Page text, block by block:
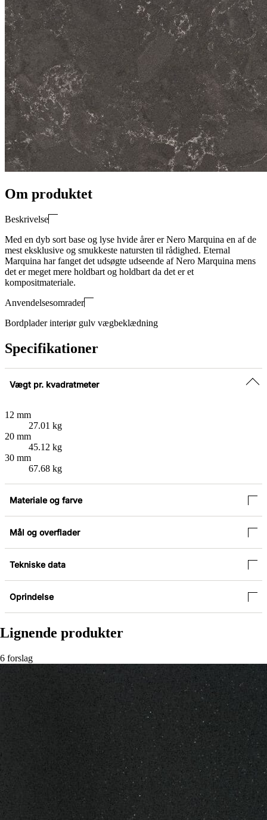
Om produktet
Beskrivelse
Med en dyb sort base og lyse hvide årer er Nero Marquina en af de
mest eksklusive og smukkeste natursten til rådighed. Eternal
Marquina har fanget det udsøgte udseende af Nero Marquina mens
det er meget mere holdbart og holdbart da det er et
kompositmateriale.
Anvendelsesomrader
Bordplader interiør gulv vægbeklædning
Specifikationer
Vægt pr. kvadratmeter
12 mm
27.01 kg
20 mm
45.12 kg
30 mm
67.68 kg
Materiale og farve
Mål og overflader
Tekniske data
Oprindelse
Lignende produkter
6 forslag